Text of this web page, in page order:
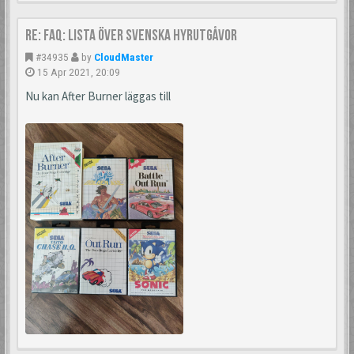
Re: FAQ: Lista över svenska hyrutgåvor
#34935 by CloudMaster
15 Apr 2021, 20:09
Nu kan After Burner läggas till